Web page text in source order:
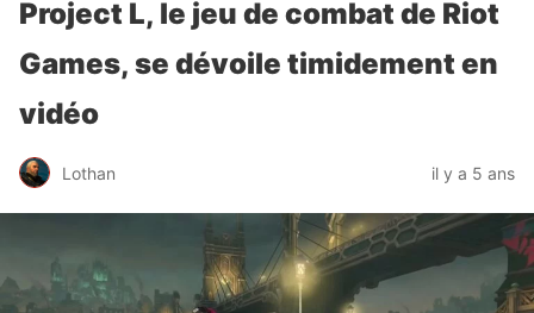
Project L, le jeu de combat de Riot
Games, se dévoile timidement en
vidéo
Lothan il y a 5 ans